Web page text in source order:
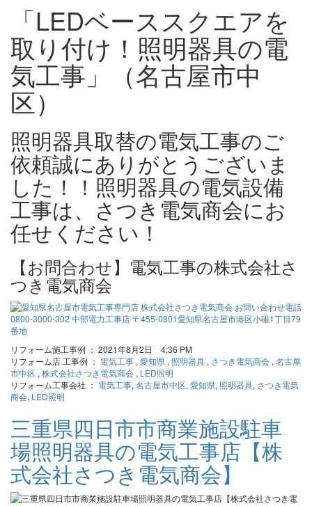
「LEDベーススクエアを
取り付け！照明器具の電
気工事」（名古屋市中
区）
照明器具取替の電気工事のご
依頼誠にありがとうございま
した！！照明器具の電気設備
工事は、さつき電気商会にお
任せください！
【お問合わせ】電気工事の株式会社さ
つき電気商会
リフォーム施工事例 ： 2021年8月2日 4:36 PM
リフォーム店 工事例 ： 電気工事 , 愛知県 , 照明器具 , さつき電気商会 , 名古屋
市中区 , 株式会社さつき電気商会 , LED照明
リフォーム工事会社 ： 電気工事, 名古屋市中区, 愛知県, 照明器具, さつき電気
商会, LED照明
三重県四日市市商業施設駐車
場照明器具の電気工事店【株
式会社さつき電気商会】